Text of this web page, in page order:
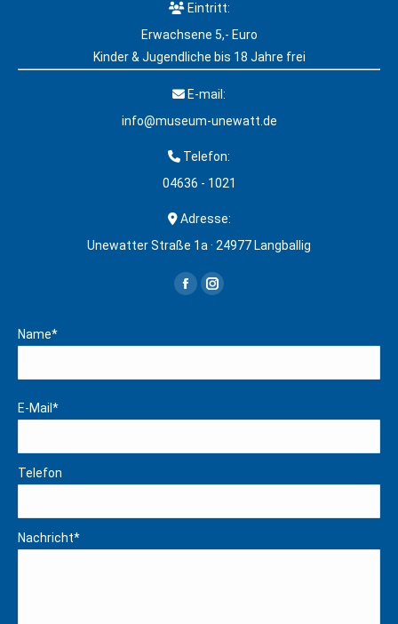
Eintritt:
Erwachsene 5,- Euro
Kinder & Jugendliche bis 18 Jahre frei
E-mail:
info@museum-unewatt.de
Telefon:
04636 - 1021
Adresse:
Unewatter Straße 1a · 24977 Langballig
FacebookInstagram
Name*
E-Mail*
Telefon
Nachricht*